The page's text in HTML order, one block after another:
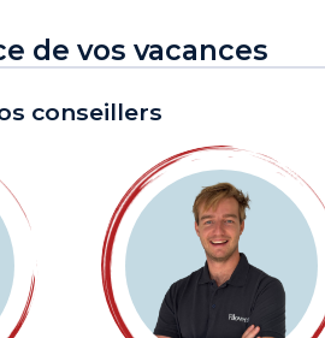
de vos vacances
conseillers